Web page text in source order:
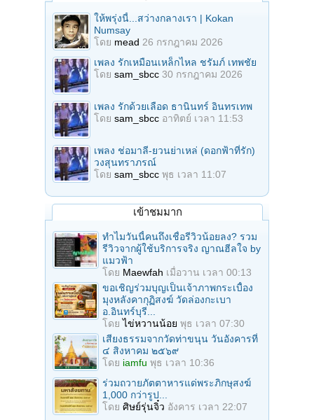
ให้พรุ่งนี้...สว่างกลางเรา | Kokan
Numsay
โดย mead 26 กรกฎาคม 2026
เพลง รักเหมือนเหล็กไหล ชรัมภ์ เทพชัย
โดย sam_sbcc 30 กรกฎาคม 2026
เพลง รักด้วยเลือด ธานินทร์ อินทรเทพ
โดย sam_sbcc อาทิตย์ เวลา 11:53
เพลง ช่อมาลี-ยวนย่าเหล่ (ดอกฟ้าที่รัก)
วงสุนทราภรณ์
โดย sam_sbcc พุธ เวลา 11:07
เข้าชมมาก
ทำไมวันนี้คนถึงเชื่อรีวิวน้อยลง? รวม
รีวิวจากผู้ใช้บริการจริง ญาณฮีลใจ by
แมวฟ้า
โดย Maewfah เมื่อวาน เวลา 00:13
ขอเชิญร่วมบุญเป็นเจ้าภาพกระเบื้อง
มุงหลังคากุฏิสงฆ์ วัดล่องกะเบา
อ.อินทร์บุรี...
โดยไข่หวานน้อย พุธ เวลา 07:30
เสียงธรรมจากวัดท่าขนุน วันอังคารที่
๔ สิงหาคม ๒๕๖๙
โดย iamfu พุธ เวลา 10:36
ร่วมถวายภัตตาหารแด่พระภิกษุสงฆ์
1,000 กว่ารูป...
โดย ศิษย์รุ่นจิ๋ว อังคาร เวลา 22:07